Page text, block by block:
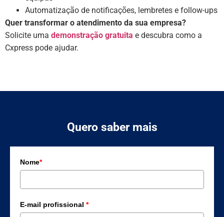
Automatização de notificações, lembretes e follow-ups
Quer transformar o atendimento da sua empresa?
Solicite uma demonstração gratuita e descubra como a
Cxpress pode ajudar.
Quero saber mais
Nome*
E-mail profissional *